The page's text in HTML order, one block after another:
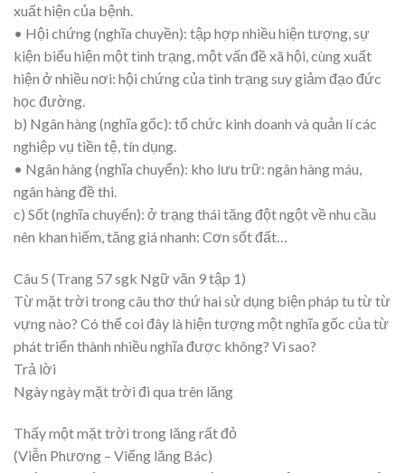
xuất hiện của bệnh.
• Hội chứng (nghĩa chuyền): tập hợp nhiều hiện tượng, sự
kiện biểu hiện một tình trạng, một vấn đề xã hội, cùng xuất
hiện ở nhiều nơi: hội chứng của tình trạng suy giảm đạo đức
học đường.
b) Ngân hàng (nghĩa gốc): tổ chức kinh doanh và quản lí các
nghiệp vụ tiền tệ, tín dụng.
• Ngân hàng (nghĩa chuyển): kho lưu trữ: ngân hàng máu,
ngân hàng đề thi.
c) Sốt (nghĩa chuyển): ở trạng thái tăng đột ngột về nhu cầu
nên khan hiếm, tăng giá nhanh: Cơn sốt đất…
Câu 5 (Trang 57 sgk Ngữ văn 9 tập 1)
Từ mặt trời trong câu thơ thứ hai sử dụng biện pháp tu từ từ
vựng nào? Có thể coi đây là hiện tượng một nghĩa gốc của từ
phát triển thành nhiều nghĩa được không? Vì sao?
Trả lời
Ngày ngày mặt trời đi qua trên lăng
Thấy một mặt trời trong lăng rất đỏ
(Viễn Phương – Viếng lăng Bác)